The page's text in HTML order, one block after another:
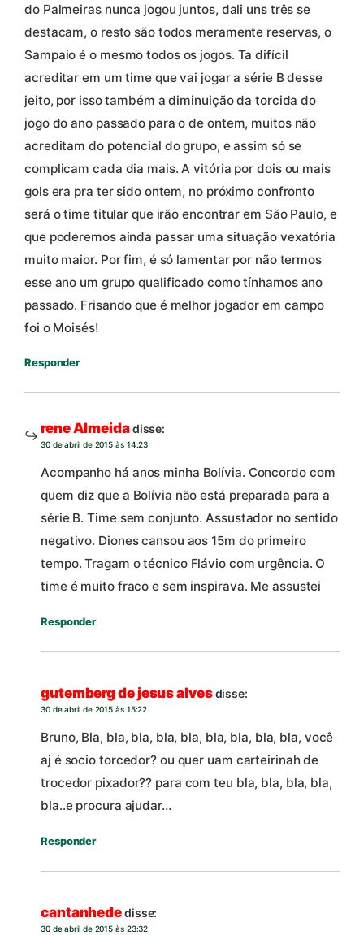
do Palmeiras nunca jogou juntos, dali uns três se
destacam, o resto são todos meramente reservas, o
Sampaio é o mesmo todos os jogos. Ta difícil
acreditar em um time que vai jogar a série B desse
jeito, por isso também a diminuição da torcida do
jogo do ano passado para o de ontem, muitos não
acreditam do potencial do grupo, e assim só se
complicam cada dia mais. A vitória por dois ou mais
gols era pra ter sido ontem, no próximo confronto
será o time titular que irão encontrar em São Paulo, e
que poderemos ainda passar uma situação vexatória
muito maior. Por fim, é só lamentar por não termos
esse ano um grupo qualificado como tínhamos ano
passado. Frisando que é melhor jogador em campo
foi o Moisés!
Responder
rene Almeidadisse:
30 de abril de 2015 às 14:23
Acompanho há anos minha Bolívia. Concordo com
quem diz que a Bolívia não está preparada para a
série B. Time sem conjunto. Assustador no sentido
negativo. Diones cansou aos 15m do primeiro
tempo. Tragam o técnico Flávio com urgência. O
time é muito fraco e sem inspirava. Me assustei
Responder
gutemberg de jesus alvesdisse:
30 de abril de 2015 às 15:22
Bruno, Bla, bla, bla, bla, bla, bla, bla, bla, bla, você
aj é socio torcedor? ou quer uam carteirinah de
trocedor pixador?? para com teu bla, bla, bla, bla,
bla..e procura ajudar…
Responder
cantanhededisse:
30 de abril de 2015 às 23:32